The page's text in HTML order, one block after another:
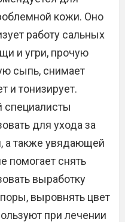
кожи. Оно
работу сальных
и угри, прочую
сыпь, снимает
и тонизирует.
для ухода за
а также увядающей
помогает снять
выработку
выровнять цвет
при лечении